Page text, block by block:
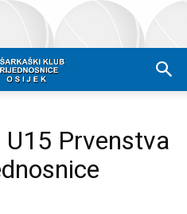
Prvenstva